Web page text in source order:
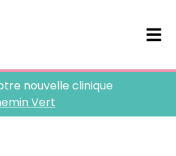
nouvelle clinique
Vert